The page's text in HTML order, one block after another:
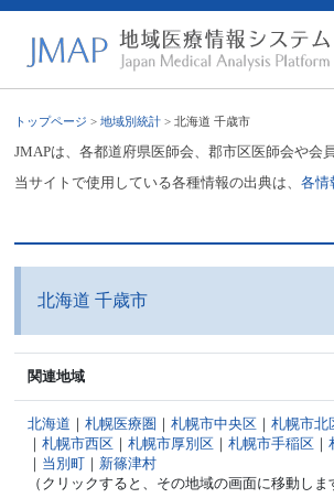
トップページ >地域別統計 > 北海道 千歳市
JMAPは、各都道府県医師会、郡市区医師会や会
当サイトで使用している各種情報の出典は、各情
北海道 千歳市
関連地域
北海道 ｜札幌医療圏 ｜札幌市中央区 ｜札幌市北
｜札幌市西区 ｜札幌市厚別区 ｜札幌市手稲区 ｜
｜ 当別町 ｜ 新篠津村
（クリックすると、その地域の画面に移動しま